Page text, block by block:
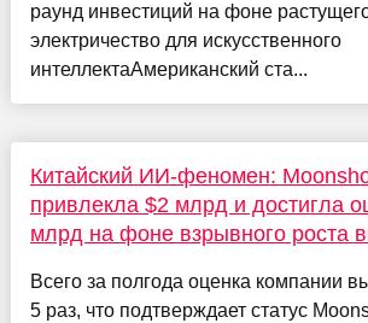
раунд инвестиций на фоне
электричество для искусственного
интеллектаАмериканский ста...
Китайский ИИ-феномен:
привлекла $2 млрд и достигла
млрд на фоне взрывного роста
Всего за полгода оценка компании
5 раз, что подтверждает статус